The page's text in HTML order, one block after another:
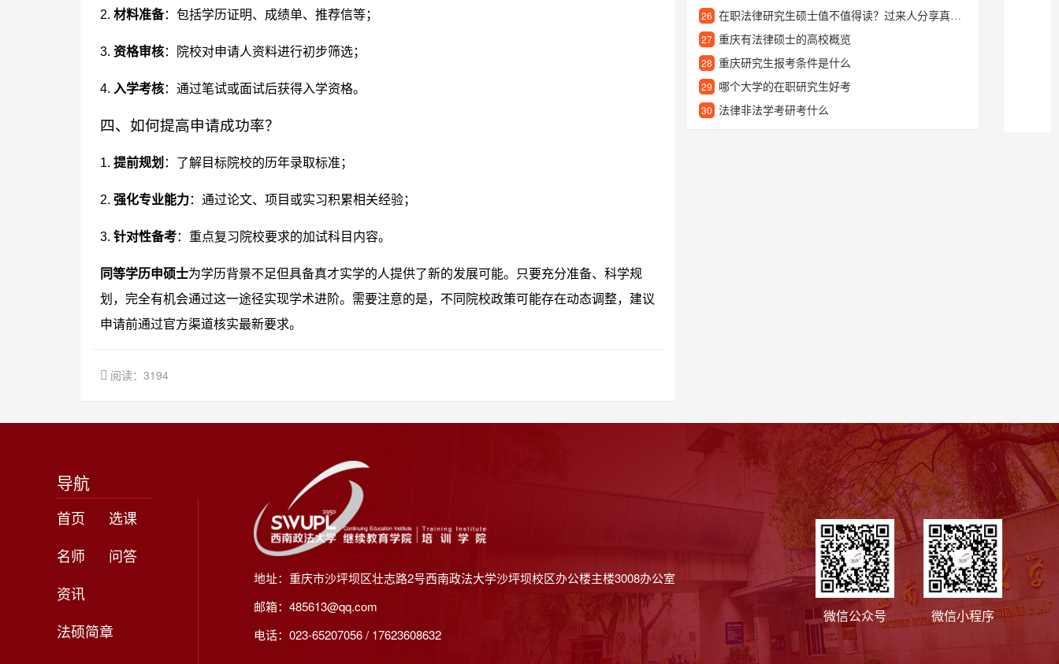
2. 材料准备：包括学历证明、成绩单、推荐信等；
3. 资格审核：院校对申请人资料进行初步筛选；
4. 入学考核：通过笔试或面试后获得入学资格。
四、如何提高申请成功率？
1. 提前规划 ：了解目标院校的历年录取标准；
2. 强化专业能力：通过论文、项目或实习积累相关经验；
3. 针对性备考：重点复习院校要求的加试科目内容。
同等学历申硕士为学历背景不足但具备真才实学的人提供了新的发展可能。只要充分准备、科学规
划，完全有机会通过这一途径实现学术进阶。需要注意的是，不同院校政策可能存在动态调整，建议
申请前通过官方渠道核实最新要求。
阅读：3194
26 在职法律研究生硕士值不值得读？过来人分享真实就读体验
27 重庆有法律硕士的高校概览
28 重庆研究生报考条件是什么
29 哪个大学的在职研究生好考
30 法律非法学考研考什么
导航
首页
选课
名师
问答
资讯
法硕简章
地址：重庆市沙坪坝区壮志路2号西南政法大学沙坪坝校区办公楼主楼3008办公室
邮箱：485613@qq.com
电话：023-65207056 / 17623608632
微信公众号 微信小程序